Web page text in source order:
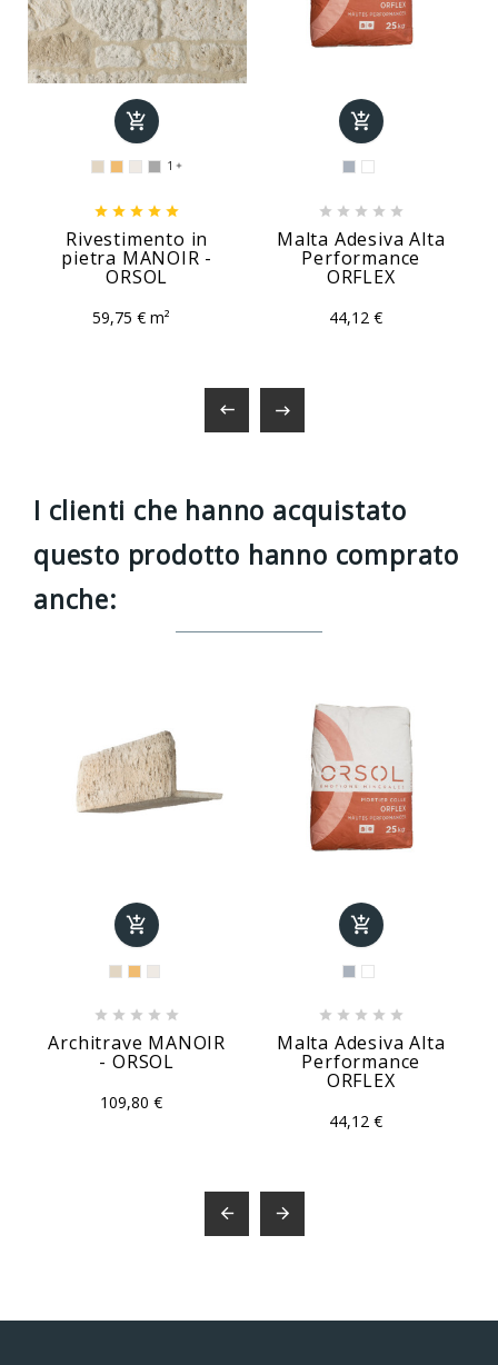

1 
    
Rivestimento in
pietra MANOIR -
ORSOL
59,75 € m²

    
Malta Adesiva Alta
Performance
ORFLEX
44,12 €
 
I clienti che hanno acquistato
questo prodotto hanno comprato
anche:

    
Architrave MANOIR
- ORSOL
109,80 €

    
Malta Adesiva Alta
Performance
ORFLEX
44,12 €
 